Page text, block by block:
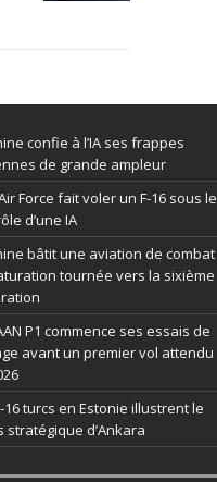
confie à l’IA ses frappes
de grande ampleur
Air Force fait voler un F-16 sous le
d’une IA
bâtit une aviation de combat
tournée vers la sixième
P1 commence ses essais de
avant un premier vol attendu
16 turcs en Estonie illustrent le
stratégique d’Ankara